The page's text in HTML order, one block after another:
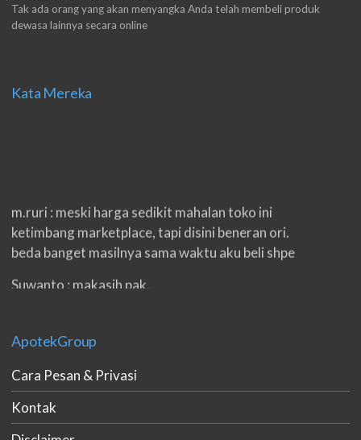
Tak ada orang yang akan menyangka Anda telah membeli produk
dewasa lainnya secara online
Kata Mereka
m.ruri : meski harga sedikit mahalan toko ini
ketimbang marketplace, tapi disini beneran ori.
beda banget masilnya sama waktu aku beli shpe
Suwanto : makasih pak.
double. beneran sama sekali tidak ada nama
produknya. tetep jaga kualitas ya gan.
eko padang : ko brang udh sampek, kan bru 2 hri
gan. cpet bgt
ApotekGroup
Cara Pesan & Privasi
Kontak